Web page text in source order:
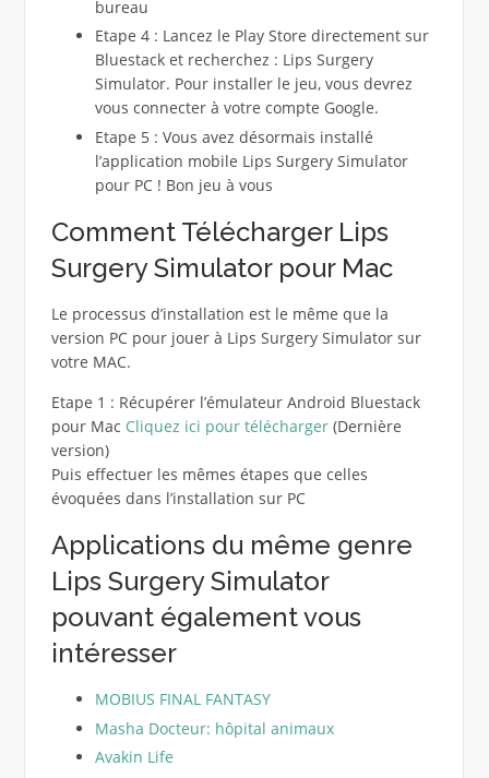
bureau
Etape 4 : Lancez le Play Store directement sur
Bluestack et recherchez : Lips Surgery
Simulator. Pour installer le jeu, vous devrez
vous connecter à votre compte Google.
Etape 5 : Vous avez désormais installé
l’application mobile Lips Surgery Simulator
pour PC ! Bon jeu à vous
Comment Télécharger Lips
Surgery Simulator pour Mac
Le processus d’installation est le même que la
version PC pour jouer à Lips Surgery Simulator sur
votre MAC.
Etape 1 : Récupérer l’émulateur Android Bluestack
pour Mac Cliquez ici pour télécharger(Dernière
version)
Puis effectuer les mêmes étapes que celles
évoquées dans l’installation sur PC
Applications du même genre
Lips Surgery Simulator
pouvant également vous
intéresser
MOBIUS FINAL FANTASY
Masha Docteur: hôpital animaux
Avakin Life